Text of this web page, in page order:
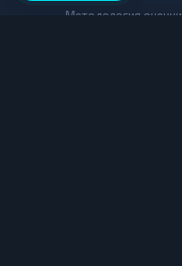
Методология оценки